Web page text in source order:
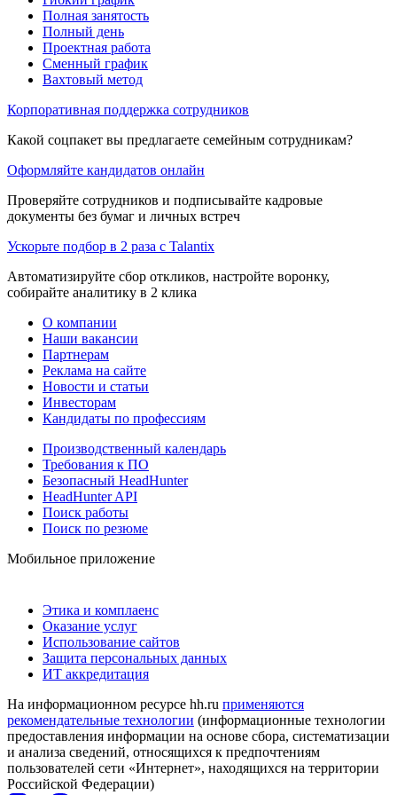
Полная занятость
Полный день
Проектная работа
Сменный график
Вахтовый метод
Корпоративная поддержка сотрудников
Какой соцпакет вы предлагаете семейным сотрудникам?
Оформляйте кандидатов онлайн
Проверяйте сотрудников и подписывайте кадровые
документы без бумаг и личных встреч
Ускорьте подбор в 2 раза с Talantix
Автоматизируйте сбор откликов, настройте воронку,
собирайте аналитику в 2 клика
О компании
Наши вакансии
Партнерам
Реклама на сайте
Новости и статьи
Инвесторам
Кандидаты по профессиям
Производственный календарь
Требования к ПО
Безопасный HeadHunter
HeadHunter API
Поиск работы
Поиск по резюме
Мобильное приложение
Этика и комплаенс
Оказание услуг
Использование сайтов
Защита персональных данных
ИТ аккредитация
На информационном ресурсе hh.ru применяются
рекомендательные технологии (информационные технологии
предоставления информации на основе сбора, систематизации
и анализа сведений, относящихся к предпочтениям
пользователей сети «Интернет», находящихся на территории
Российской Федерации)